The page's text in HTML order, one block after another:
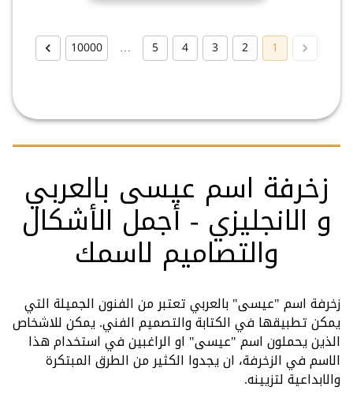
1
2
3
4
5
…
10000
زخرفة اسم عيسى بالعربي
و الانجليزي - أجمل الأشكال
والتصاميم لاسمك
زخرفة اسم "عيسى" بالعربي تعتبر من الفنون الجميلة التي
يمكن تطبيقها في الكتابة والتصميم الفني. يمكن للاشخاص
الذين يحملون اسم "عيسى" او الراغبين في استخدام هذا
الاسم في الزخرفة، ان يجدوا الكثير من الطرق المبتكرة
والابداعية لتزيينه.